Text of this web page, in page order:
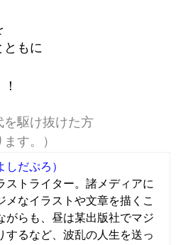
ともに
を駆け抜けた方
す。）
しだぷろ）
ストライター。諸メディアに
メなイラストや文章を描くこ
がらも、昼は某出版社でマジ
するなど、波乱の人生を送っ